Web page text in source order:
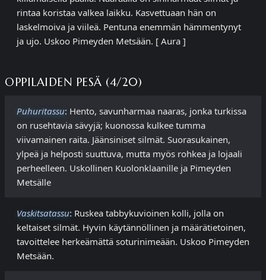
rintaa koristaa valkea laikku. Kasvettuaan hän on
laskelmoiva ja viileä. Pentuna enemmän hämmentynyt
ja ujo. Uskoo Pimeyden Metsään. [ Aura ]
OPPILAIDEN PESÄ (4/20)
Puhuritassu: Hento, savunharmaa naaras, jonka turkissa
on rusehtavia sävyjä; kuonossa kulkee tumma
viivamainen raita. Jäänsiniset silmät. Suorasukainen,
ylpeä ja helposti suuttuva, mutta myös rohkea ja lojaali
perheelleen. Uskollinen Kuolonklaanille ja Pimeyden
Metsälle
Vaskitsatassu: Ruskea tabbykuvioinen kolli, jolla on
keltaiset silmät. Hyvin käytännöllinen ja määrätietoinen,
tavoittelee herkeämättä soturinimeään. Uskoo Pimeyden
Metsään.